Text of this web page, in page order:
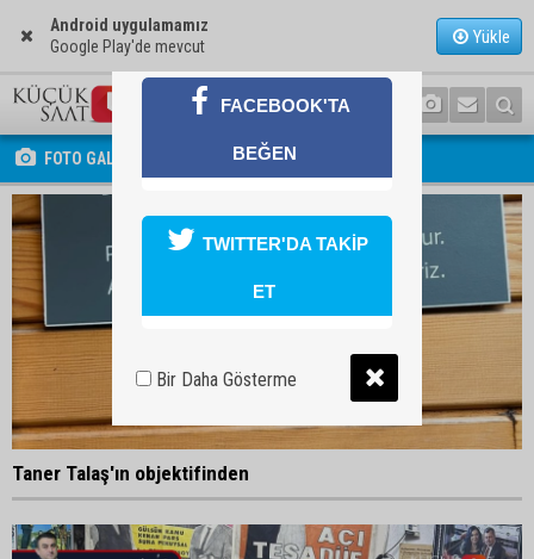
Android uygulamamız
Google Play'de mevcut
Yükle
FOTO GALERİ
Taner Talaş'ın objektifinden
FACEBOOK'TA
BEĞEN
TWITTER'DA TAKİP
ET
Bir Daha Gösterme